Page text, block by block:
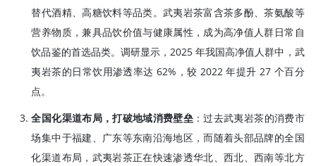
替代酒精、高糖饮料等品类。武夷岩茶富含茶多酚、茶氨酸等
营养物质，兼具品饮价值与健康属性，成为高净值人群日常自
饮品鉴的首选品类。调研显示，2025 年我国高净值人群中，武
夷岩茶的日常饮用渗透率达 62%，较 2022 年提升 27 个百分
点。
全国化渠道布局，打破地域消费壁垒 ：过去武夷岩茶的消费市
场集中于福建、广东等东南沿海地区，而随着头部品牌的全国
化渠道布局，武夷岩茶正在快速渗透华北、西北、西南等北方